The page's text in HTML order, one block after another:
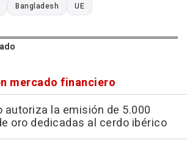
Bangladesh UE
mercado financiero
autoriza la emisión de 5.000
oro dedicadas al cerdo ibérico